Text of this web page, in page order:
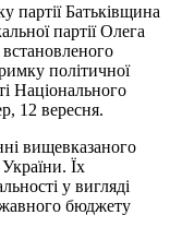
партії Батьківщина
партії Олега
політичної
Національного
12 вересня.
вищевказаного
Їх
у вигляді
бюджету